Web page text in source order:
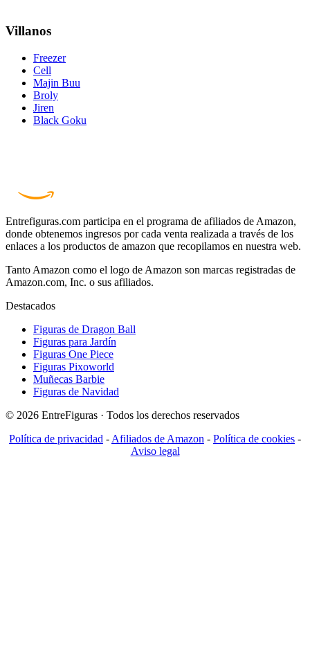
Villanos
Freezer
Cell
Majin Buu
Broly
Jiren
Black Goku
Entrefiguras.com participa en el programa de afiliados de Amazon,
donde obtenemos ingresos por cada venta realizada a través de los
enlaces a los productos de amazon que recopilamos en nuestra web.
Tanto Amazon como el logo de Amazon son marcas registradas de
Amazon.com, Inc. o sus afiliados.
Destacados
Figuras de Dragon Ball
Figuras para Jardín
Figuras One Piece
Figuras Pixoworld
Muñecas Barbie
Figuras de Navidad
© 2026 EntreFiguras · Todos los derechos reservados
Política de privacidad - Afiliados de Amazon - Política de cookies -
Aviso legal